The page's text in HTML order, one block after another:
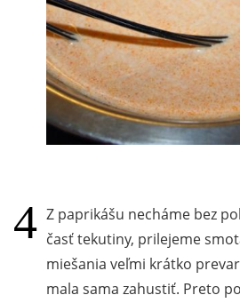
Z paprikášu necháme bez
časť tekutiny, prilejeme
miešania veľmi krátko
mala sama zahustiť. Preto